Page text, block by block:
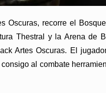
Oscuras, recorre el
Thestral y la Arena de
Artes Oscuras. El
al combate